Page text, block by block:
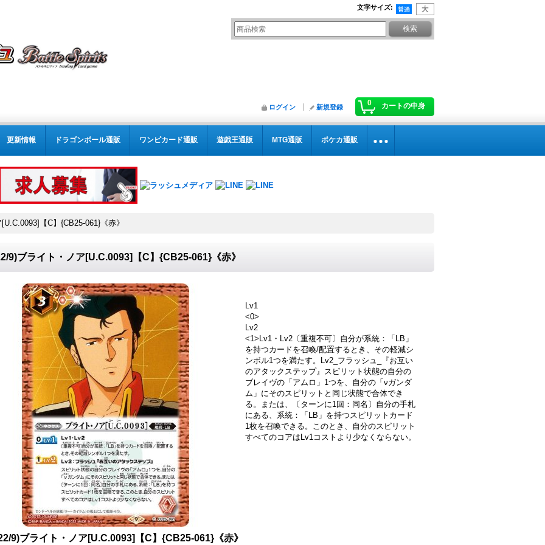
文字サイズ:
0 カートの中身
ログイン 新規登録
更新情報 ドラゴンボール通販 ワンピカード通販 遊戯王通販 MTG通販 ポケカ通販
【C】{CB25-061}《赤》
9)ブライト・ノア[U.C.0093]【C】{CB25-061}《赤》
Lv1
<0>
Lv2
<1>Lv1・Lv2〔重複不可〕自分が系統：「LB」
を持つカードを召喚/配置するとき、その軽減シ
ンボル1つを満たす。Lv2_フラッシュ_『お互い
のアタックステップ』スピリット状態の自分の
ブレイヴの「アムロ」1つを、自分の「νガンダ
ム」にそのスピリットと同じ状態で合体でき
る。または、〔ターンに1回：同名〕自分の手札
にある、系統：「LB」を持つスピリットカード
1枚を召喚できる。このとき、自分のスピリット
すべてのコアはLv1コストより少なくならない。
9)ブライト・ノア[U.C.0093]【C】{CB25-061}《赤》